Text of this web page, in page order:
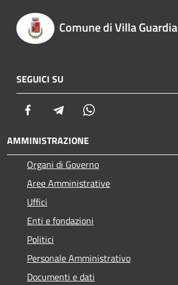
Comune di Villa Guardia
SEGUICI SU
Facebook Telegram
AMMINISTRAZIONE
Organi di Governo
Aree Amministrative
Uffici
Enti e fondazioni
Politici
Personale Amministrativo
Documenti e dati